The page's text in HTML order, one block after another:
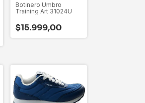
Botinero Umbro
Training Art 31024U
$15.999,00